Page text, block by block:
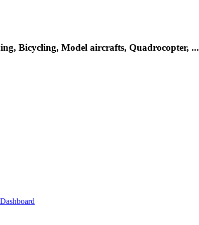
Bicycling, Model aircrafts, Quadrocopter, ...